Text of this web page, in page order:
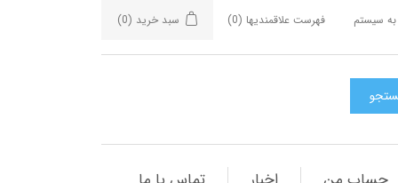
سیستم فهرست علاقمندیها (0) سبد خرید (0)